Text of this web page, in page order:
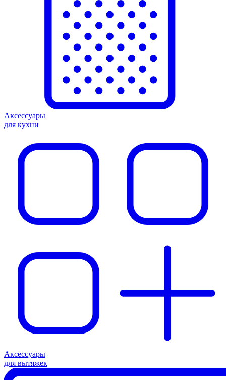
Аксессуары
для кухни
Аксессуары
для вытяжек